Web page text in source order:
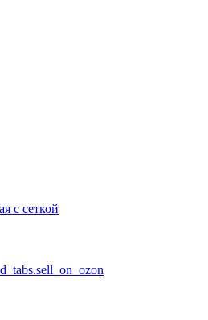
с сеткой